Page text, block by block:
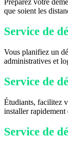
que soient les
Service de
Vous planifiez un
administratives et
Service de
Étudiants, facilitez
installer rapidement
Service de